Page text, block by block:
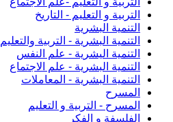
التربية و التعليم - التاريخ
التنمية البشرية
التنمية البشرية - التربية والتعليم
التنمية اليشرية - علم النفس
التنمية البشرية - علم الاجتماع
التنمية البشرية - المعاملات
المسرح
المسرح - التربية و التعليم
الفلسفة و الفكر